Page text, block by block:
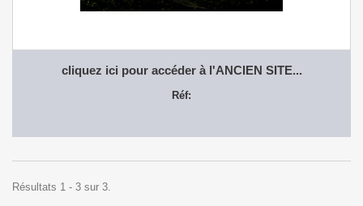
cliquez ici pour accéder à l'ANCIEN SITE...
Réf:
Résultats 1 - 3 sur 3.